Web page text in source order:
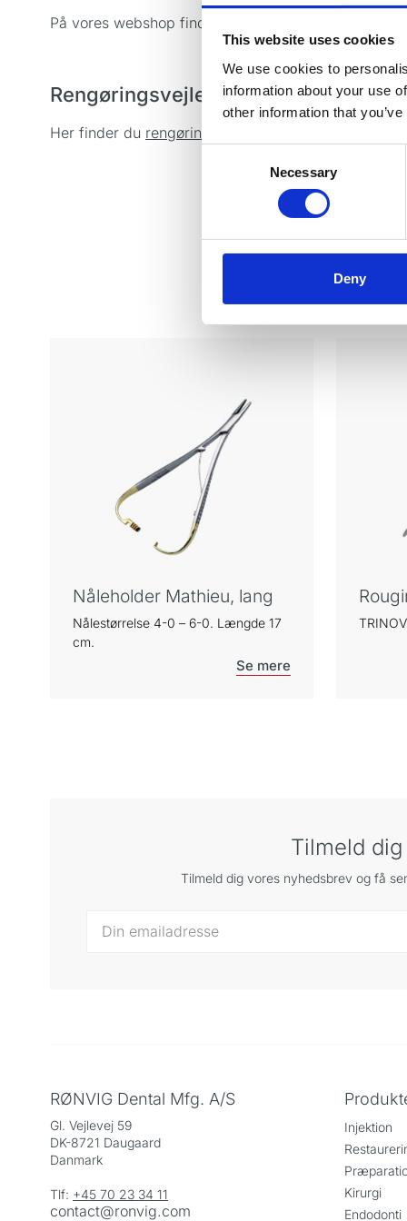
This website uses cookies
We use cookies to
information about your use
other information that
Necessary
Deny
På vores webshop finder du også andre RØNVIG
Rengøringsvejledning
Her finder du rengøringsvejledningen
Nåleholder Mathieu, lang
Nålestørrelse 4-0 – 6-0. Længde 17
cm.
Tilmeld
Tilmeld dig vores nyhedsbrev og få
RØNVIG Dental Mfg. A/S
Gl. Vejlevej 59
DK-8721 Daugaard
Danmark
Tlf: +45 70 23 34 11
contact@ronvig.com
Injektion
Kirurgi
Endodonti